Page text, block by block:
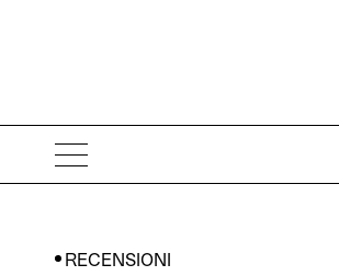
RECENSIONI